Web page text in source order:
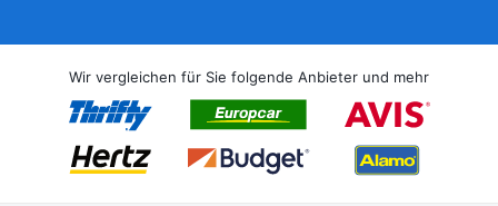
Wir vergleichen für Sie folgende Anbieter und mehr